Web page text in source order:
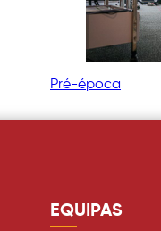
Pré-época
EQUIPAS